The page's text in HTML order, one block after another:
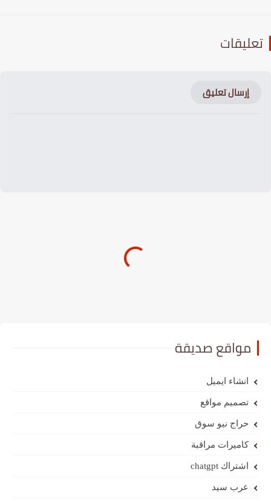
إرسال تعليق
مواقع صديقة
انشاء ايميل
تصميم مواقع
حراج نيو سوق
كاميرات مراقبة
اشتراك chatgpt
عرب سيد